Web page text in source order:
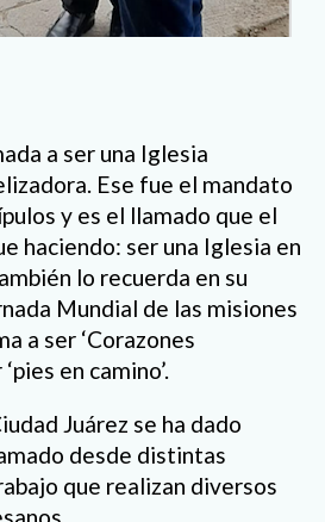
a ser una Iglesia
Ese fue el mandato
y es el llamado que el
haciendo: ser una Iglesia en
lo recuerda en su
Mundial de las misiones
a ser ‘Corazones
en camino’.
Juárez se ha dado
desde distintas
que realizan diversos